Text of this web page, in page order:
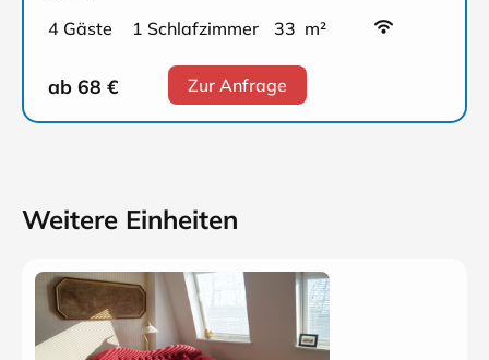
4 Gäste
1 Schlafzimmer 33 m²
ab 68 € Zur Anfrage
Weitere Einheiten